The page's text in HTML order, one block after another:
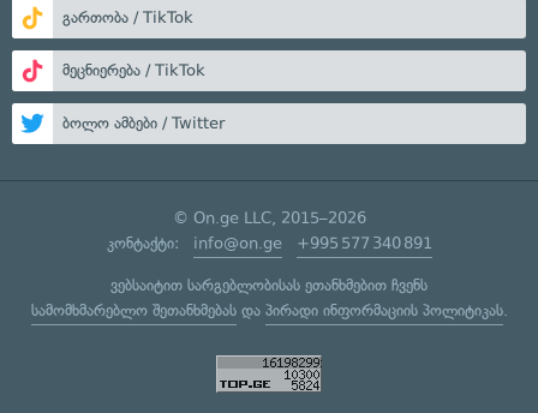
გართობა / TikTok
მეცნიერება / TikTok
ბოლო ამბები / Twitter
© On.ge LLC, 2015–2026
კონტაქტი: info@on.ge +995 577 340 891
ვებსაიტით სარგებლობისას ეთანხმებით ჩვენს
სამომხმარებლო შეთანხმებასდა პირადი ინფორმაციის პოლიტიკას.